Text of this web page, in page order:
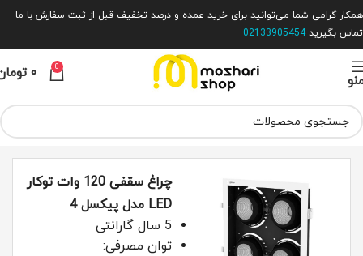
همکار گرامی شما می‌توانید برای خرید عمده و درصد تخفیف قبل از ثبت سفارش با ما
تماس بگیرید02133905454
0 ۰
خانه روشنایی داخلی
چراغ سقفی 120 وات توکار
LED مدل پیکسل 4
5 سال گارانتی
توان مصرفی: